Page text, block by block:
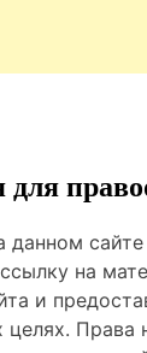
данном
на
и
целях.